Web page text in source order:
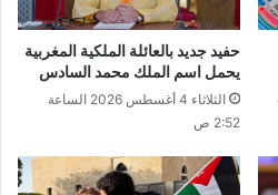
حفيد جديد بالعائلة الملكية المغربية
يحمل اسم الملك محمد السادس
الثلاثاء 4 أغسطس 2026 الساعة
2:52 ص